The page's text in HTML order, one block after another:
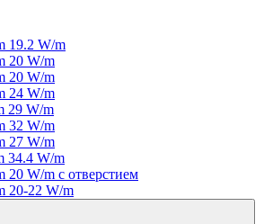
19.2 W/m
20 W/m
20 W/m
24 W/m
29 W/m
32 W/m
27 W/m
34.4 W/m
20 W/m с отверстием
20-22 W/m